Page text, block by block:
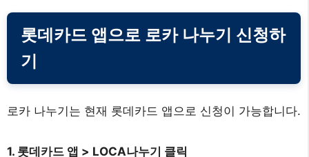
롯데카드 앱으로 로카 나누기 신청하
기
로카 나누기는 현재 롯데카드 앱으로 신청이 가능합니다.
1. 롯데카드 앱 > LOCA나누기 클릭